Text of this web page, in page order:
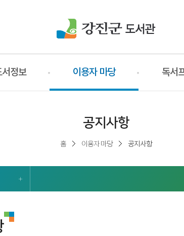
서정보 이용자 마당 독서
공지사항
홈 이용자 마당 공지사항